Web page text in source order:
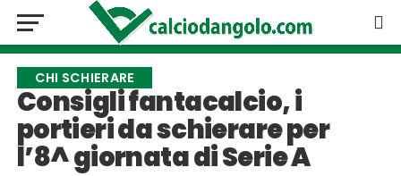
CHI SCHIERARE
Consigli fantacalcio, i
portieri da schierare per
l’8^ giornata di Serie A